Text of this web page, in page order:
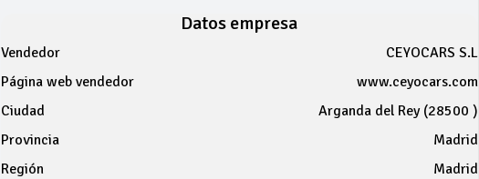
Datos empresa
Vendedor
CEYOCARS S.L
Página web vendedor
www.ceyocars.com
Ciudad
Arganda del Rey (28500 )
Provincia
Madrid
Región
Madrid